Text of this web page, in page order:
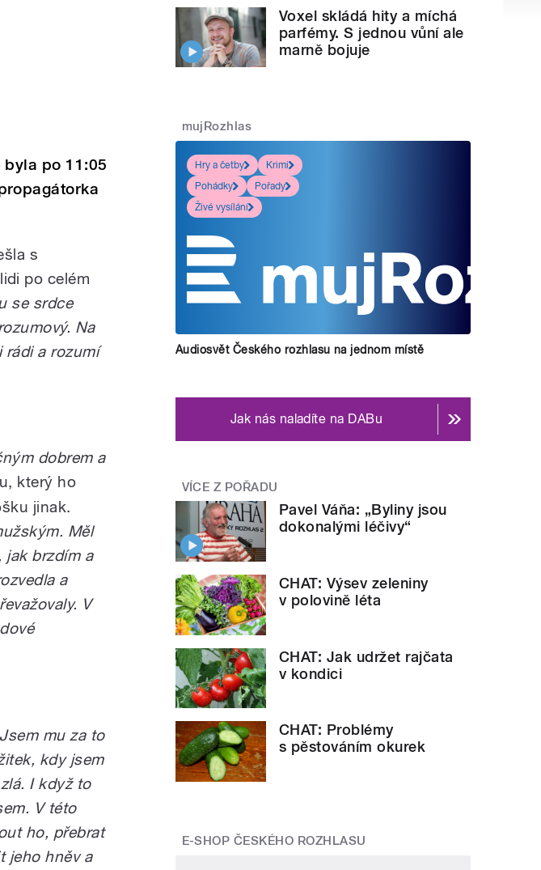
po 11:05
s
po celém
se srdce
Na
rádi a rozumí
dobrem a
který ho
jinak.
Měl
jak brzdím a
a
V
mu za to
kdy jsem
I když to
V této
ho, přebrat
jeho hněv a
Voxel skládá hity a míchá
parfémy. S jednou vůní ale
marně bojuje
mujRozhlas
Hry a četby
Krimi
Pohádky
Pořady
Živé vysílání
Audiosvět Českého rozhlasu na jednom místě
Jak nás naladíte na DABu
VÍCE Z POŘADU
Pavel Váňa: „Byliny jsou
dokonalými léčivy“
CHAT: Výsev zeleniny
v polovině léta
CHAT: Jak udržet rajčata
v kondici
CHAT: Problémy
s pěstováním okurek
E-SHOP ČESKÉHO ROZHLASU